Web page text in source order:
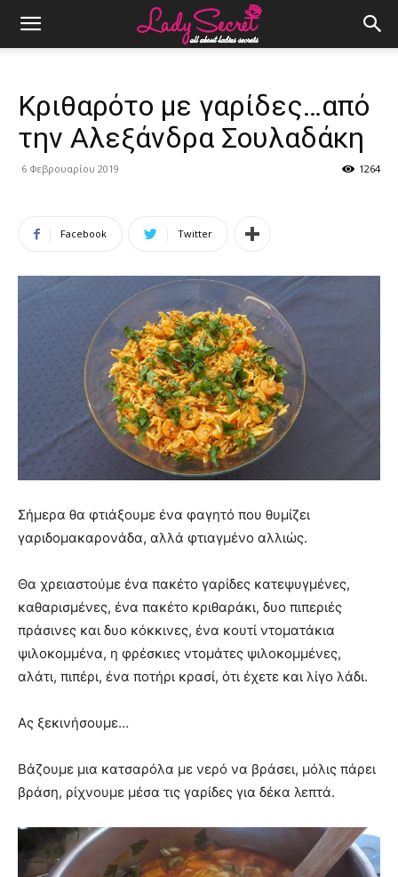
Κριθαρότο με γαρίδες…από
την Αλεξάνδρα Σουλαδάκη
6 Φεβρουαρίου 2019 1264
Facebook Twitter
Σήμερα θα φτιάξουμε ένα φαγητό που θυμίζει
γαριδομακαρονάδα, αλλά φτιαγμένο αλλιώς.
Θα χρειαστούμε ένα πακέτο γαρίδες κατεψυγμένες,
καθαρισμένες, ένα πακέτο κριθαράκι, δυο πιπεριές
πράσινες και δυο κόκκινες, ένα κουτί ντοματάκια
ψιλοκομμένα, η φρέσκιες ντομάτες ψιλοκομμένες,
αλάτι, πιπέρι, ένα ποτήρι κρασί, ότι έχετε και λίγο λάδι.
Ας ξεκινήσουμε…
Βάζουμε μια κατσαρόλα με νερό να βράσει, μόλις πάρει
βράση, ρίχνουμε μέσα τις γαρίδες για δέκα λεπτά.